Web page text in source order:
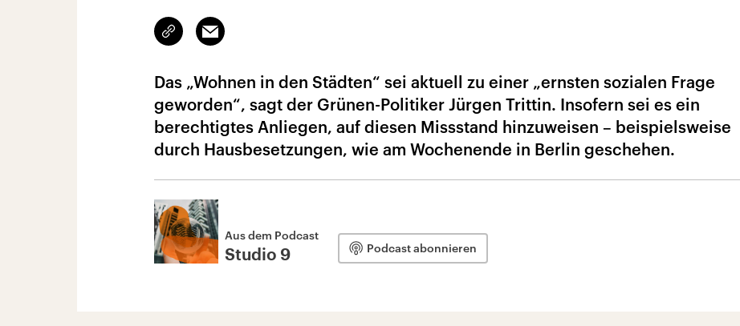
Link
kopieren/teilen
Email
Das „Wohnen in den Städten“ sei aktuell zu einer „ernsten sozialen Frage
geworden“, sagt der Grünen-Politiker Jürgen Trittin. Insofern sei es ein
berechtigtes Anliegen, auf diesen Missstand hinzuweisen – beispielsweise
durch Hausbesetzungen, wie am Wochenende in Berlin geschehen.
Aus dem Podcast
Studio 9 Podcast abonnieren